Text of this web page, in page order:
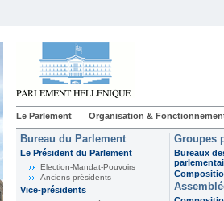
Le Parlement Organisation &
Bureau du Parlement
Le Président du Parlement
Election-Mandat-Pouvoirs
Anciens présidents
Vice-présidents
Groupes
Bureaux